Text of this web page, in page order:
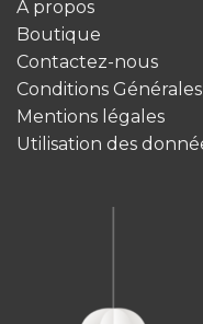
À propos
Boutique
Contactez-nous
Conditions Générales
Mentions légales
Utilisation des